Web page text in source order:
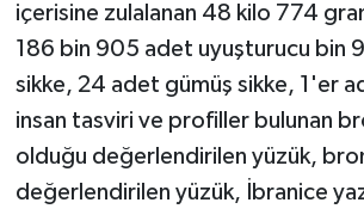
içerisine zulalanan 48 kilo 774
186 bin 905 adet uyuşturucu bin
sikke, 24 adet gümüş sikke, 1'er
insan tasviri ve profiller bulunan
olduğu değerlendirilen yüzük,
değerlendirilen yüzük, İbranice